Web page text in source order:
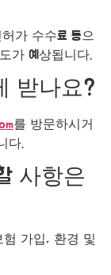
가 수수료 등으
가 예상됩니다.
받나요?
를 방문하시거
다.
사항은
험 가입, 환경 및